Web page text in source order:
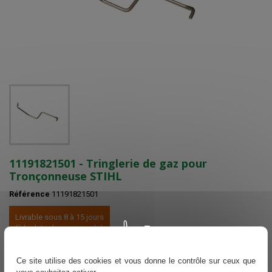
11191821501 - Tringlerie de gaz pour
Tronçonneuse STIHL
Référence 11191821501
Livrable sous 8 à 15 jours
(à la date de commande)
Ce site utilise des cookies et vous donne le contrôle sur ceux que